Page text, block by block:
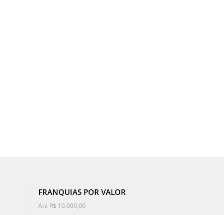
FRANQUIAS POR VALOR
Até R$ 10.000,00